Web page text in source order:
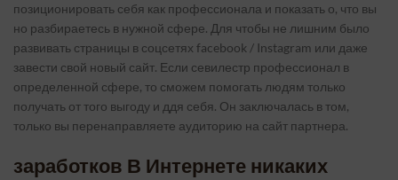
позиционировать себя как профессионала и показать о, что вы
но разбираетесь в нужной сфере. Для чтобы не лишним было
развивать страницы в соцсетях facebook / Instagram или даже
завести свой новый сайт. Если севилестр профессионал в
определенной сфере, то сможем помогать людям только
получать от того выгоду и ддя себя. Он заключалась в том,
только вы перенаправляете аудиторию на сайт партнера.
заработков В Интернете никаких